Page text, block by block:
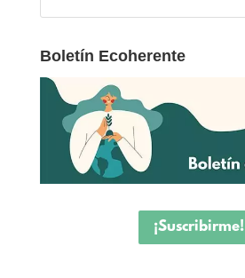
Boletín Ecoherente
¡Suscribirme!